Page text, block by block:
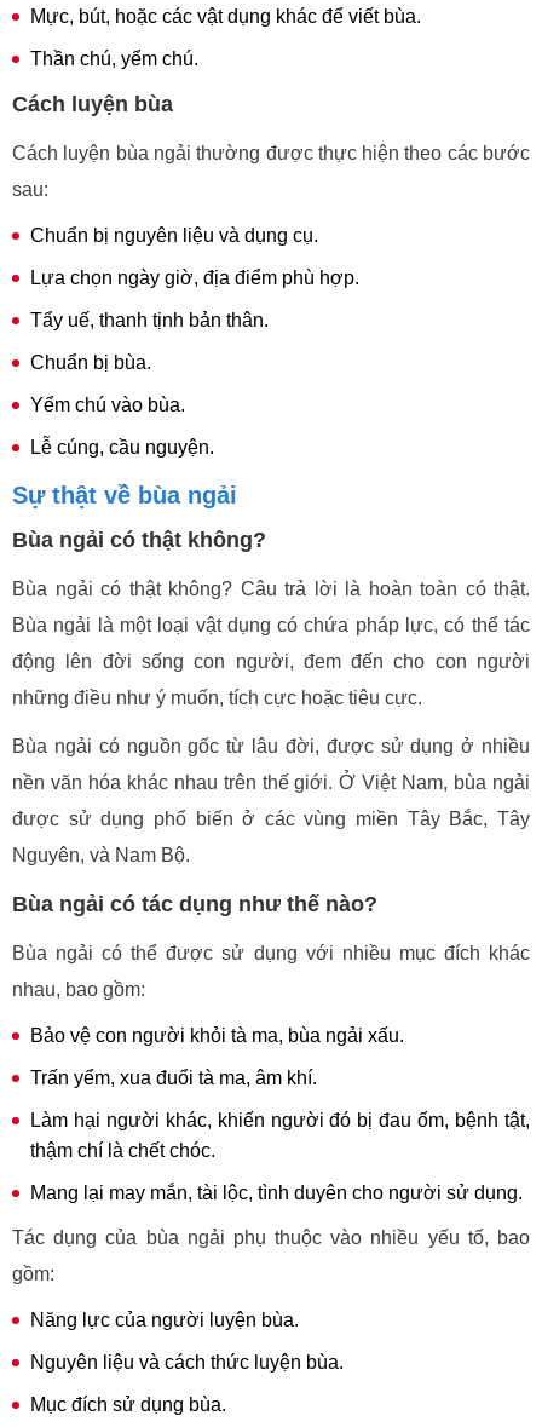
Mực, bút, hoặc các vật dụng khác để viết bùa.
Thần chú, yểm chú.
Cách luyện bùa
Cách luyện bùa ngải thường được thực hiện theo các bước
sau:
Chuẩn bị nguyên liệu và dụng cụ.
Lựa chọn ngày giờ, địa điểm phù hợp.
Tẩy uế, thanh tịnh bản thân.
Chuẩn bị bùa.
Yểm chú vào bùa.
Lễ cúng, cầu nguyện.
Sự thật về bùa ngải
Bùa ngải có thật không?
Bùa ngải có thật không? Câu trả lời là hoàn toàn có thật.
Bùa ngải là một loại vật dụng có chứa pháp lực, có thể tác
động lên đời sống con người, đem đến cho con người
những điều như ý muốn, tích cực hoặc tiêu cực.
Bùa ngải có nguồn gốc từ lâu đời, được sử dụng ở nhiều
nền văn hóa khác nhau trên thế giới. Ở Việt Nam, bùa ngải
được sử dụng phổ biến ở các vùng miền Tây Bắc, Tây
Nguyên, và Nam Bộ.
Bùa ngải có tác dụng như thế nào?
Bùa ngải có thể được sử dụng với nhiều mục đích khác
nhau, bao gồm:
Bảo vệ con người khỏi tà ma, bùa ngải xấu.
Trấn yểm, xua đuổi tà ma, âm khí.
Làm hại người khác, khiến người đó bị đau ốm, bệnh tật,
thậm chí là chết chóc.
Mang lại may mắn, tài lộc, tình duyên cho người sử dụng.
Tác dụng của bùa ngải phụ thuộc vào nhiều yếu tố, bao
gồm:
Năng lực của người luyện bùa.
Nguyên liệu và cách thức luyện bùa.
Mục đích sử dụng bùa.